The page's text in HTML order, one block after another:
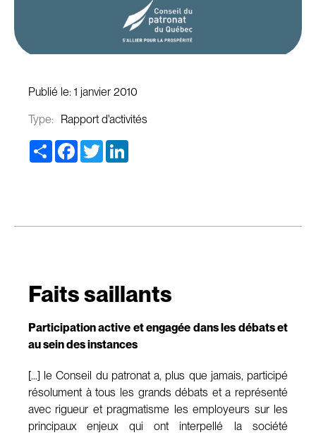
Publié le: 1 janvier 2010
Type:
Rapport d'activités
Share Facebook
Twitter
Faits saillants
Participation active et engagée dans les débats et
au sein des instances
[…] le Conseil du patronat a, plus que jamais, participé
résolument à tous les grands débats et a représenté
avec rigueur et pragmatisme les employeurs sur les
principaux enjeux qui ont interpellé la société